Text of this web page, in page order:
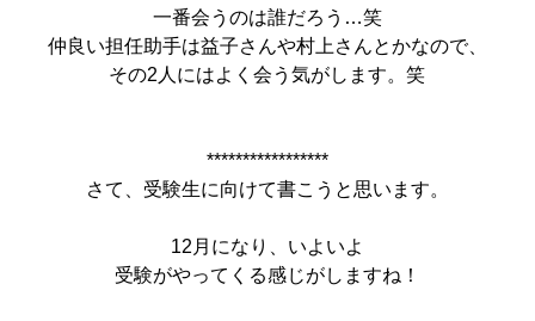
一番会うのは誰だろう…笑
仲良い担任助手は益子さんや村上さんとかなので、
その2人にはよく会う気がします。笑
*****************
さて、受験生に向けて書こうと思います。
12月になり、いよいよ
受験がやってくる感じがしますね！